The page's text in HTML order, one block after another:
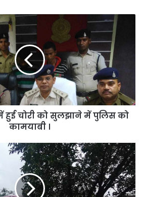
हुई चोरी को सुलझाने में पुलिस को
कामयाबी ।